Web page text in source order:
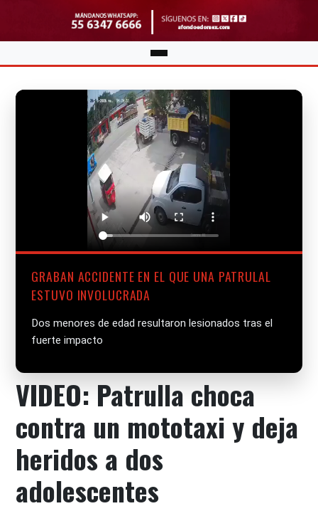
GRABAN ACCIDENTE EN EL QUE UNA PATRULAL
ESTUVO INVOLUCRADA
Dos menores de edad resultaron lesionados tras el
fuerte impacto
VIDEO: Patrulla choca
contra un mototaxi y deja
heridos a dos
adolescentes